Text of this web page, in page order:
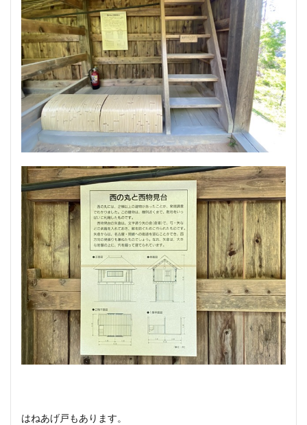
はねあげ戸もあります。